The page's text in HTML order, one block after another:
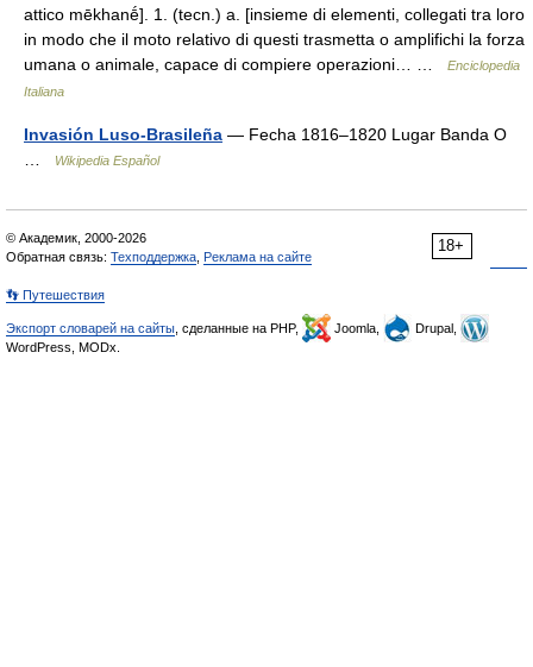
attico mēkhanḗ]. 1. (tecn.) a. [insieme di elementi, collegati tra loro
in modo che il moto relativo di questi trasmetta o amplifichi la forza
umana o animale, capace di compiere operazioni… …
Enciclopedia
Italiana
Invasión Luso-Brasileña — Fecha 1816–1820 Lugar Banda O
Wikipedia Español
18+
© Академик, 2000-2026
Обратная связь: Техподдержка Реклама на сайте
👣 Путешествия
Экспорт словарей на сайты , сделанные на PHP, Joomla,
Drupal,
WordPress, MODx.